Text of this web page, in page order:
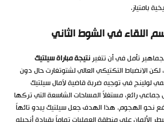
بامتياز.
اللقاء في الشوط الثاني
تأمل في أن تتغيرنتيجة مباراة سيلتيك
لكن الانضباط التكتيكي العالي لشتوتغارت حال دون
57، نجح جيمي لولينج في توجيه ضربة قاضية لآمال سيلتيك
رائع، مستغلاً المساحات الشاسعة التي تركها
نحو الهجوم. هذا الهدف جعل سيلتيك يبدو تائهاً